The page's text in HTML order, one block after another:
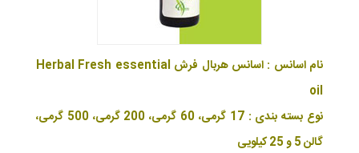
نام اسانس : اسانس هربال فرش Herbal Fresh essential
oil
نوع بسته بندی : 17 گرمی، 60 گرمی، 200 گرمی، 500 گرمی،
گالن 5 و 25 کیلویی